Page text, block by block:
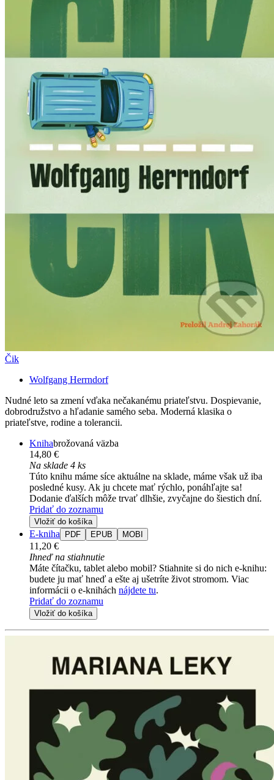
Čik
Wolfgang Herrndorf
Nudné leto sa zmení vďaka nečakanému priateľstvu. Dospievanie,
dobrodružstvo a hľadanie samého seba. Moderná klasika o
priateľstve, rodine a tolerancii.
Knihabrožovaná väzba
14,80 €
Na sklade 4 ks
Túto knihu máme síce aktuálne na sklade, máme však už iba
posledné kusy. Ak ju chcete mať rýchlo, ponáhľajte sa!
Dodanie ďalších môže trvať dlhšie, zvyčajne do šiestich dní.
Pridať do zoznamu
Vložiť do košíka
E-kniha PDF EPUB MOBI
11,20 €
Ihneď na stiahnutie
Máte čítačku, tablet alebo mobil? Stiahnite si do nich e-knihu:
budete ju mať hneď a ešte aj ušetríte život stromom. Viac
informácii o e-knihách nájdete tu.
Pridať do zoznamu
Vložiť do košíka